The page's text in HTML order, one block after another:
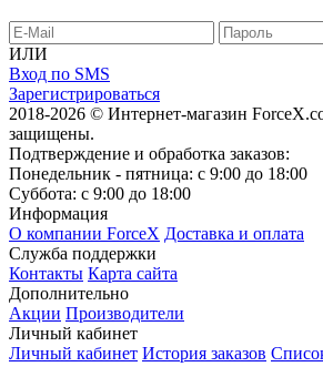
ИЛИ
Вход по SMS
Зарегистрироваться
2018-2026 © Интернет-магазин
защищены.
Подтверждение и обработка заказов:
Понедельник - пятница: с 9:00 до 18:00
Суббота: с 9:00 до 18:00
Информация
О компании ForceX Доставка и оплата
Служба поддержки
Контакты Карта сайта
Дополнительно
Акции Производители
Личный кабинет
Личный кабинет История заказов